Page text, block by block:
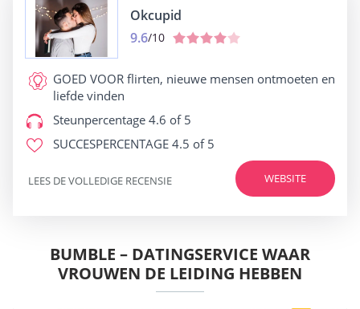
Okcupid
9.6/10
GOED VOOR flirten, nieuwe mensen ontmoeten en
liefde vinden
Steunpercentage 4.6 of 5
SUCCESPERCENTAGE 4.5 of 5
WEBSITE
LEES DE VOLLEDIGE RECENSIE
BUMBLE – DATINGSERVICE WAAR
VROUWEN DE LEIDING HEBBEN